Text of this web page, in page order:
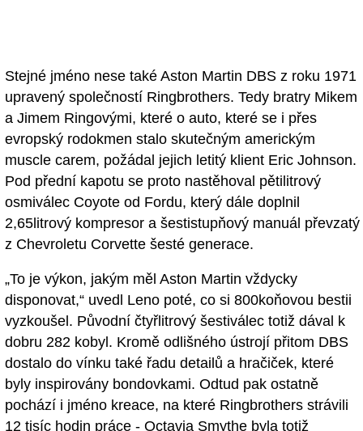
Stejné jméno nese také Aston Martin DBS z roku 1971
upravený společností Ringbrothers. Tedy bratry Mikem
a Jimem Ringovými, které o auto, které se i přes
evropský rodokmen stalo skutečným americkým
muscle carem, požádal jejich letitý klient Eric Johnson.
Pod přední kapotu se proto nastěhoval pětilitrový
osmiválec Coyote od Fordu, který dále doplnil
2,65litrový kompresor a šestistupňový manuál převzatý
z Chevroletu Corvette šesté generace.
„To je výkon, jakým měl Aston Martin vždycky
disponovat,“ uvedl Leno poté, co si 800koňovou bestii
vyzkoušel. Původní čtyřlitrový šestiválec totiž dával k
dobru 282 kobyl. Kromě odlišného ústrojí přitom DBS
dostalo do vínku také řadu detailů a hračiček, které
byly inspirovány bondovkami. Odtud pak ostatně
pochází i jméno kreace, na které Ringbrothers strávili
12 tisíc hodin práce - Octavia Smythe byla totiž